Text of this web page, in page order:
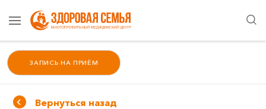
ЗАПИСЬ НА ПРИЁМ
Вернуться назад